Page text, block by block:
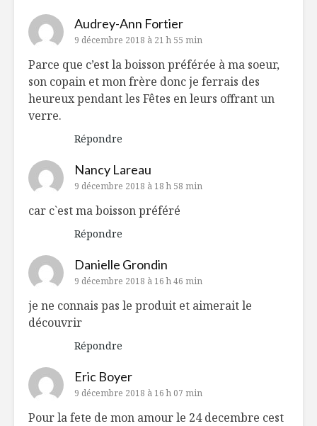
Audrey-Ann Fortier
9 décembre 2018 à 21 h 55 min
Parce que c’est la boisson préférée à ma soeur,
son copain et mon frère donc je ferrais des
heureux pendant les Fêtes en leurs offrant un
verre.
Répondre
Nancy Lareau
9 décembre 2018 à 18 h 58 min
car c`est ma boisson préféré
Répondre
Danielle Grondin
9 décembre 2018 à 16 h 46 min
je ne connais pas le produit et aimerait le
découvrir
Répondre
Eric Boyer
9 décembre 2018 à 16 h 07 min
Pour la fete de mon amour le 24 decembre cest